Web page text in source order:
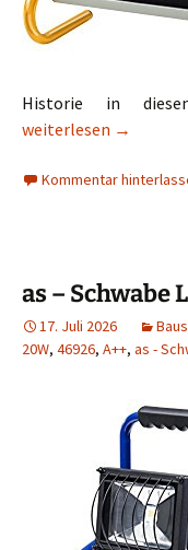
Historie in
Brennenstuhl LED-
weiterlesen →
Kommentar
as – Schwabe
17. Juli 2026
20W, 46926, A++, as -